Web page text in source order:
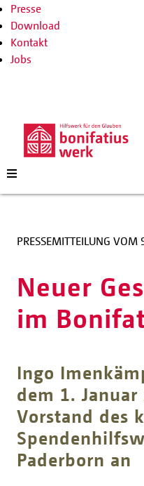
Presse
Download
Kontakt
Jobs
PRESSEMITTEILUNG VOM
Neuer
im
Ingo
dem 1. Januar
Vorstand des
Paderborn an